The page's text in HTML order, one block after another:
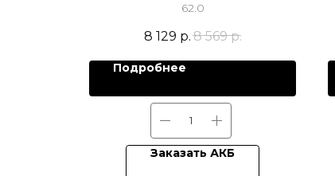
62.0
8 129 р.8 569 р.
Подробнее
Заказать АКБ